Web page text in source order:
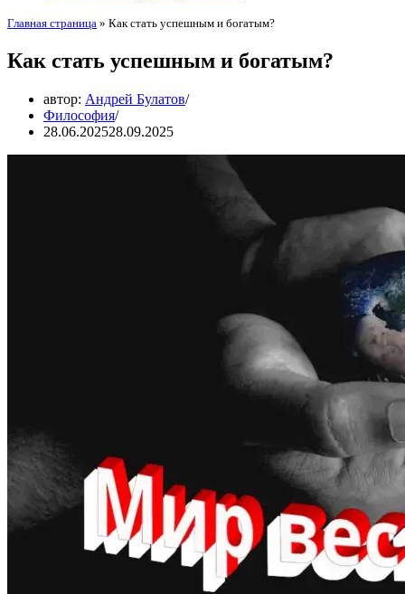
Главная страница » Как стать успешным и богатым?
Как стать успешным и богатым?
автор: Андрей Булатов
Философия
28.06.202528.09.2025